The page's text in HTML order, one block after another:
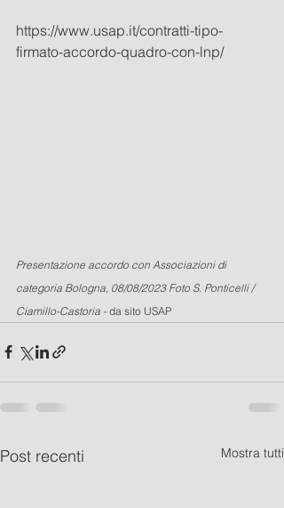
https://www.usap.it/contratti-tipo-
firmato-accordo-quadro-con-lnp/
Presentazione accordo con Associazioni di
categoria Bologna, 08/08/2023 Foto S. Ponticelli /
Ciamillo-Castoria - da sito USAP
Post recenti Mostra tutti